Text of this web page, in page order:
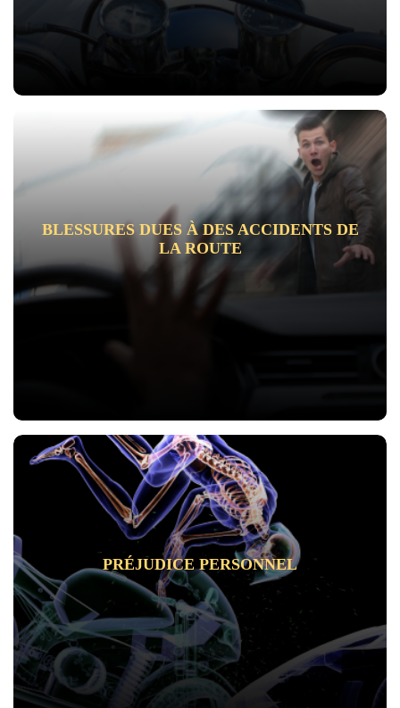
BLESSURES DUES À DES ACCIDENTS DE
LA ROUTE
PRÉJUDICE PERSONNEL